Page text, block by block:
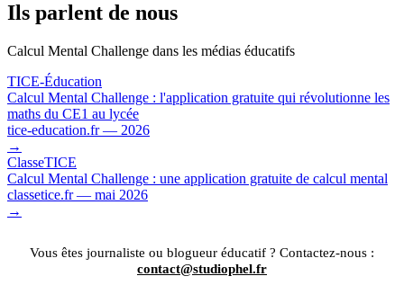
Ils parlent de nous
Calcul Mental Challenge dans les médias éducatifs
TICE-Éducation
Calcul Mental Challenge : l'application gratuite qui révolutionne les
maths du CE1 au lycée
tice-education.fr — 2026
→
ClasseTICE
Calcul Mental Challenge : une application gratuite de calcul mental
classetice.fr — mai 2026
→
Vous êtes journaliste ou blogueur éducatif ? Contactez-nous :
contact@studiophel.fr